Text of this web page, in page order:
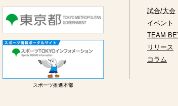
スポーツ推進本部
試合/大会
イベント
TEAM
リリース
コラム